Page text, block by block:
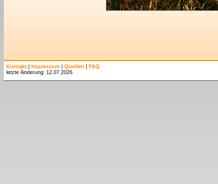
Kontakt | Impressum | Quellen | FAQ
letzte Änderung: 12.07.2026